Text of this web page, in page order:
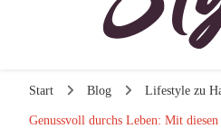
Start Blog Lifestyle zu
Genussvoll durchs Leben: Mit